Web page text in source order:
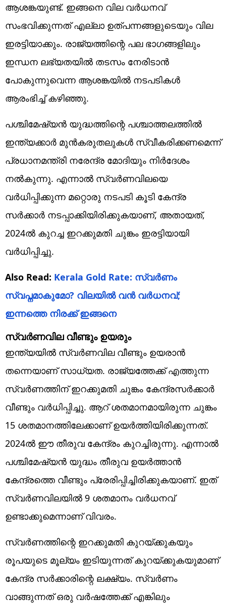
ആശങ്കയുണ്ട്. ഇങ്ങനെ വില വര്‍ധനവ്
സംഭവിക്കുന്നത് എല്ലാ ഉത്പന്നങ്ങളുടെയും വില
ഇരട്ടിയാക്കും. രാജ്യത്തിന്റെ പല ഭാഗങ്ങളിലും
ഇന്ധന ലഭ്യതയില്‍ തടസം നേരിടാന്‍
പോകുന്നുവെന്ന ആശങ്കയില്‍ നടപടികള്‍
ആരംഭിച്ച് കഴിഞ്ഞു.
പശ്ചിമേഷ്യന്‍ യുദ്ധത്തിന്റെ പശ്ചാത്തലത്തില്‍
ഇന്ത്യക്കാര്‍ മുന്‍കരുതലുകള്‍ സ്വീകരിക്കണമെന്ന്
പ്രധാനമന്ത്രി നരേന്ദ്ര മോദിയും നിര്‍ദേശം
നല്‍കുന്നു. എന്നാല്‍ സ്വര്‍ണവിലയെ
വര്‍ധിപ്പിക്കുന്ന മറ്റൊരു നടപടി കൂടി കേന്ദ്ര
സര്‍ക്കാര്‍ നടപ്പാക്കിയിരിക്കുകയാണ്, അതായത്,
2024ല്‍ കുറച്ച ഇറക്കുമതി ചുങ്കം ഇരട്ടിയായി
വര്‍ധിപ്പിച്ചു.
Also Read: Kerala Gold Rate: സ്വർണം
സ്വപ്നമാകുമോ? വിലയിൽ വൻ വർധനവ്;
ഇന്നത്തെ നിരക്ക് ഇങ്ങനെ
സ്വര്‍ണവില വീണ്ടും ഉയരും
ഇന്ത്യയില്‍ സ്വര്‍ണവില വീണ്ടും ഉയരാന്‍
തന്നെയാണ് സാധ്യത. രാജ്യത്തേക്ക് എത്തുന്ന
സ്വര്‍ണത്തിന് ഇറക്കുമതി ചുങ്കം കേന്ദ്രസര്‍ക്കാര്‍
വീണ്ടും വര്‍ധിപ്പിച്ചു. ആറ് ശതമാനമായിരുന്ന ചുങ്കം
15 ശതമാനത്തിലേക്കാണ് ഉയര്‍ത്തിയിരിക്കുന്നത്.
2024ല്‍ ഈ തീരുവ കേന്ദ്രം കുറച്ചിരുന്നു. എന്നാല്‍
പശ്ചിമേഷ്യന്‍ യുദ്ധം തീരുവ ഉയര്‍ത്താന്‍
കേന്ദ്രത്തെ വീണ്ടും പ്രേരിപ്പിച്ചിരിക്കുകയാണ്. ഇത്
സ്വര്‍ണവിലയില്‍ 9 ശതമാനം വര്‍ധനവ്
ഉണ്ടാക്കുമെന്നാണ് വിവരം.
സ്വര്‍ണത്തിന്റെ ഇറക്കുമതി കുറയ്ക്കുകയും
രൂപയുടെ മൂല്യം ഇടിയുന്നത് കുറയ്ക്കുകയുമാണ്
കേന്ദ്ര സര്‍ക്കാരിന്റെ ലക്ഷ്യം. സ്വര്‍ണം
വാങ്ങുന്നത് ഒരു വര്‍ഷത്തേക്ക് എങ്കിലും